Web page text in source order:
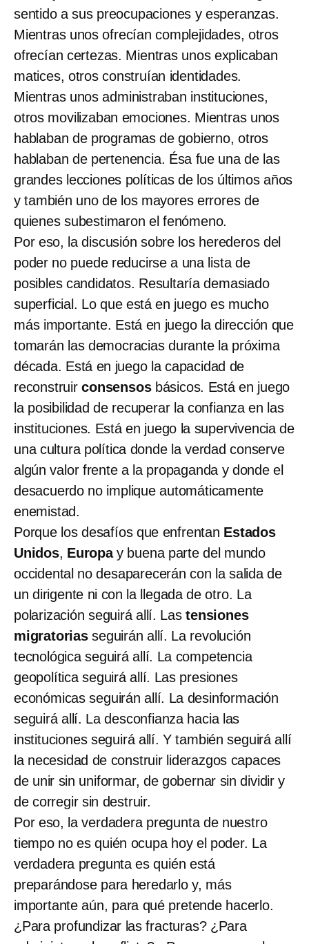
sentido a sus preocupaciones y esperanzas.
Mientras unos ofrecían complejidades, otros
ofrecían certezas. Mientras unos explicaban
matices, otros construían identidades.
Mientras unos administraban instituciones,
otros movilizaban emociones. Mientras unos
hablaban de programas de gobierno, otros
hablaban de pertenencia. Ésa fue una de las
grandes lecciones políticas de los últimos años
y también uno de los mayores errores de
quienes subestimaron el fenómeno.
Por eso, la discusión sobre los herederos del
poder no puede reducirse a una lista de
posibles candidatos. Resultaría demasiado
superficial. Lo que está en juego es mucho
más importante. Está en juego la dirección que
tomarán las democracias durante la próxima
década. Está en juego la capacidad de
reconstruirconsensos básicos. Está en juego
la posibilidad de recuperar la confianza en las
instituciones. Está en juego la supervivencia de
una cultura política donde la verdad conserve
algún valor frente a la propaganda y donde el
desacuerdo no implique automáticamente
enemistad.
Porque los desafíos que enfrentan Estados
Unidos, Europay buena parte del mundo
occidental no desaparecerán con la salida de
un dirigente ni con la llegada de otro. La
polarización seguirá allí. Lastensiones
migratoriasseguirán allí. La revolución
tecnológica seguirá allí. La competencia
geopolítica seguirá allí. Las presiones
económicas seguirán allí. La desinformación
seguirá allí. La desconfianza hacia las
instituciones seguirá allí. Y también seguirá allí
la necesidad de construir liderazgos capaces
de unir sin uniformar, de gobernar sin dividir y
de corregir sin destruir.
Por eso, la verdadera pregunta de nuestro
tiempo no es quién ocupa hoy el poder. La
verdadera pregunta es quién está
preparándose para heredarlo y, más
importante aún, para qué pretende hacerlo.
¿Para profundizar las fracturas? ¿Para